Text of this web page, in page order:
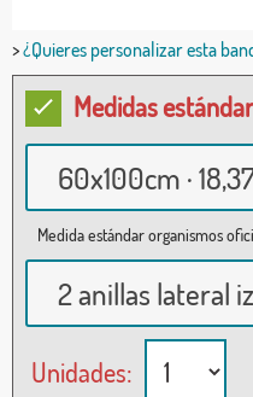
>¿Quieres personalizar esta
Medidas estándar
60x100cm ·
Medida estándar organismos
2 anillas lateral
Unidades: